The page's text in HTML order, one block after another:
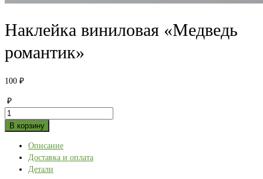
Наклейка виниловая «Медведь
романтик»
100 ₽
₽
Количество
товара
виниловая
"Медведь
романтик"
В корзину
Описание
Доставка и оплата
Детали